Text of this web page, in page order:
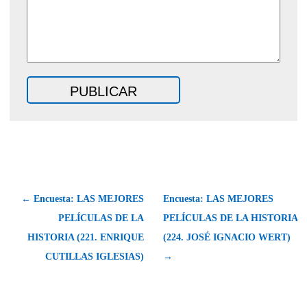
← Encuesta: LAS MEJORES
PELÍCULAS DE LA
HISTORIA (221. ENRIQUE
CUTILLAS IGLESIAS)
Encuesta: LAS MEJORES
PELÍCULAS DE LA HISTORIA
(224. JOSÉ IGNACIO WERT)
→